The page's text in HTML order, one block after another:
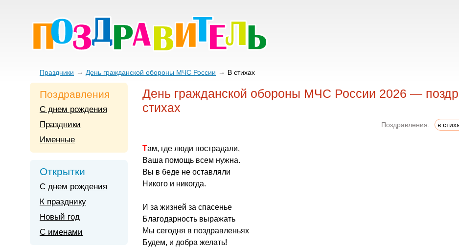
Праздники День гражданской обороны МЧС России В стихах
День гражданской обороны МЧС России 2026 —
стихах
Поздравления: в
Там, где люди пострадали,
Ваша помощь всем нужна.
Вы в беде не оставляли
Никого и никогда.
И за жизней за спасенье
Благодарность выражать
Мы сегодня в поздравленьях
Будем, и добра желать!
Поздравления
С днем рождения
Праздники
Именные
Открытки
С днем рождения
К празднику
Новый год
С именами